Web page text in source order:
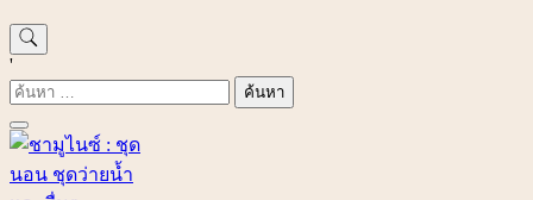
'
ค้นหา
สำหรับ: